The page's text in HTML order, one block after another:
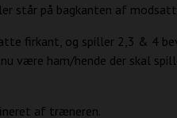
står på bagkanten af
firkant, og spiller 2,3 & 4
være ham/hende der skal
af træneren.